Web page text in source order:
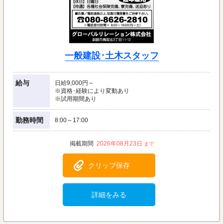
一般建設･土木スタッフ
給与
日給9,000円～
※資格･経験により変動あり
※試用期間あり
勤務時間 8:00～17:00
2026年08月23日
クリップ保存
詳細をみる